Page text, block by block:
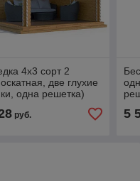
4х3 сорт 2
две глухие
одна решетка)
руб. 5